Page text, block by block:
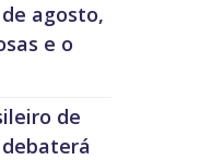
agosto,
e o
de